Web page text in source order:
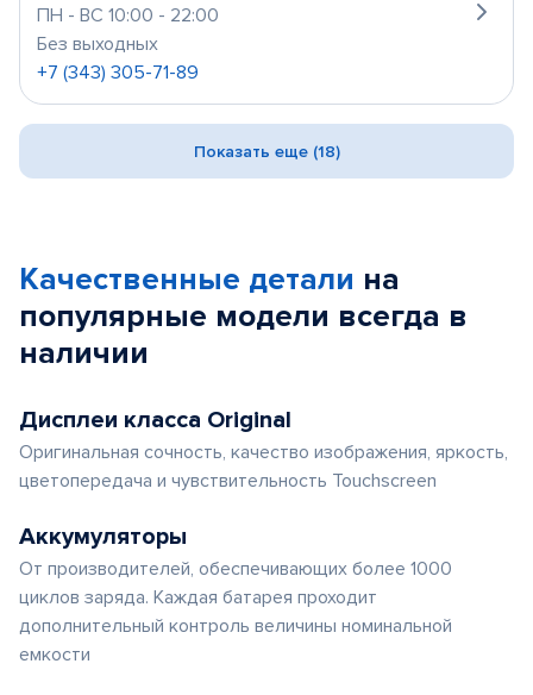
ПН - ВС 10:00 - 22:00
Без выходных
+7 (343) 305-71-89
Показать еще (18)
Качественные детали на
популярные модели всегда в
наличии
Дисплеи класса Original
Оригинальная сочность, качество изображения, яркость,
цветопередача и чувствительность Touchscreen
Аккумуляторы
От производителей, обеспечивающих более 1000
циклов заряда. Каждая батарея проходит
дополнительный контроль величины номинальной
емкости